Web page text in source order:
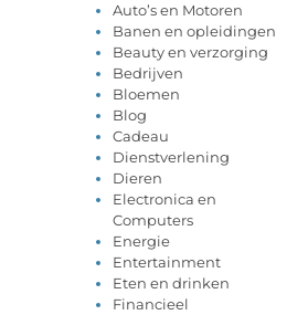
Auto’s en Motoren
Banen en opleidingen
Beauty en verzorging
Bedrijven
Bloemen
Blog
Cadeau
Dienstverlening
Dieren
Electronica en
Computers
Energie
Entertainment
Eten en drinken
Financieel